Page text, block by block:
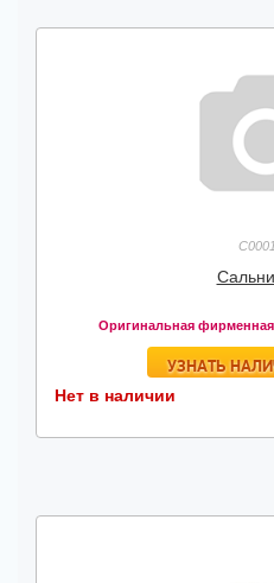
Оригинальная фирменная
УЗНАТЬ
Нет в наличии